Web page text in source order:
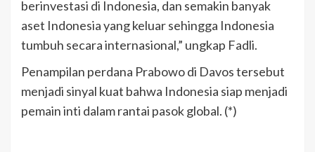
berinvestasi di Indonesia, dan semakin banyak
aset Indonesia yang keluar sehingga Indonesia
tumbuh secara internasional,” ungkap Fadli.
Penampilan perdana Prabowo di Davos tersebut
menjadi sinyal kuat bahwa Indonesia siap menjadi
pemain inti dalam rantai pasok global. (*)